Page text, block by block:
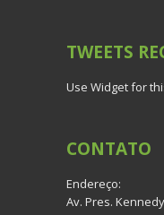
TWEETS
Use Widget for
CONTATO
Endereço:
Av. Pres.